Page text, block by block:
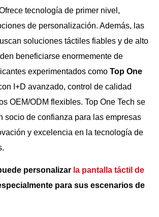
tecnología de primer nivel,
de personalización. Además, las
soluciones táctiles fiables y de alto
beneficiarse enormemente de
experimentados como Top One
I+D avanzado, control de calidad
OEM/ODM flexibles. Top One Tech se
socio de confianza para las empresas
y excelencia en la tecnología de
personalizar la pantalla táctil de
para sus escenarios de